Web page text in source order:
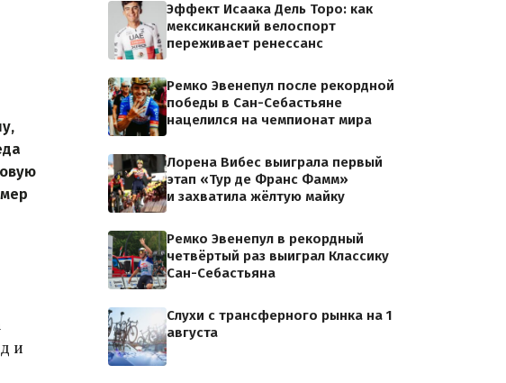
и
Эффект Исаака Дель Торо: как
мексиканский велоспорт
переживает ренессанс
Ремко Эвенепул после рекордной
победы в Сан-Себастьяне
нацелился на чемпионат мира
Лорена Вибес выиграла первый
этап «Тур де Франс Фамм»
и захватила жёлтую майку
Ремко Эвенепул в рекордный
четвёртый раз выиграл Классику
Сан-Себастьяна
Слухи с трансферного рынка на 1
августа